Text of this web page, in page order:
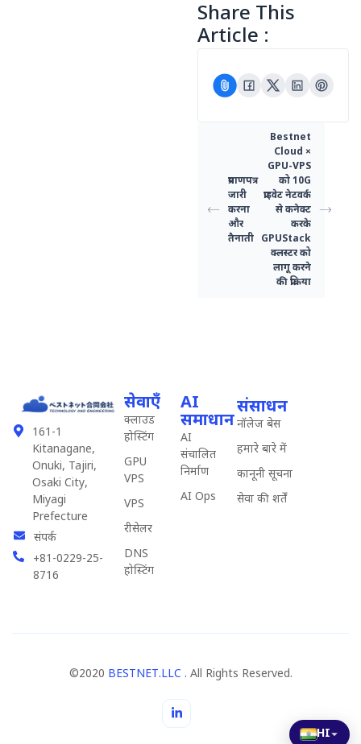
Share This
Article :
प्रमाणपत्र
जारी
करना
और
तैनाती
Bestnet
Cloud ×
GPU-VPS
को 10G
प्राइवेट नेटवर्क
से कनेक्ट
करके
GPUStack
क्लस्टर को
लागू करने
की प्रक्रिया
161-1
Kitanagane,
Onuki, Tajiri,
Osaki City,
Miyagi
Prefecture
संपर्क
+81-0229-25-
8716
सेवाएँ
क्लाउड
होस्टिंग
GPU
VPS
VPS
रीसेलर
DNS
होस्टिंग
AI
समाधान
AI
संचालित
निर्माण
AI Ops
संसाधन
नॉलेज बेस
हमारे बारे में
कानूनी सूचना
सेवा की शर्तें
©2020 BESTNET.LLC . All Rights Reserved.
HI